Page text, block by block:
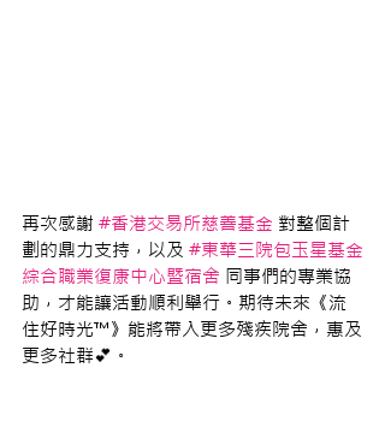
再次感謝 #香港交易所慈善基金 對整個計
劃的鼎力支持，以及 #東華三院包玉星基金
綜合職業復康中心暨宿舍 同事們的專業協
助，才能讓活動順利舉行。期待未來 《流
住好時光™️》能將帶入更多殘疾院舍，惠及
更多社群💕。